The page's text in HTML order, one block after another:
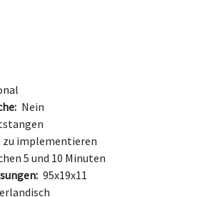
Nein
zu implementieren
5 und 10 Minuten
95x19x11